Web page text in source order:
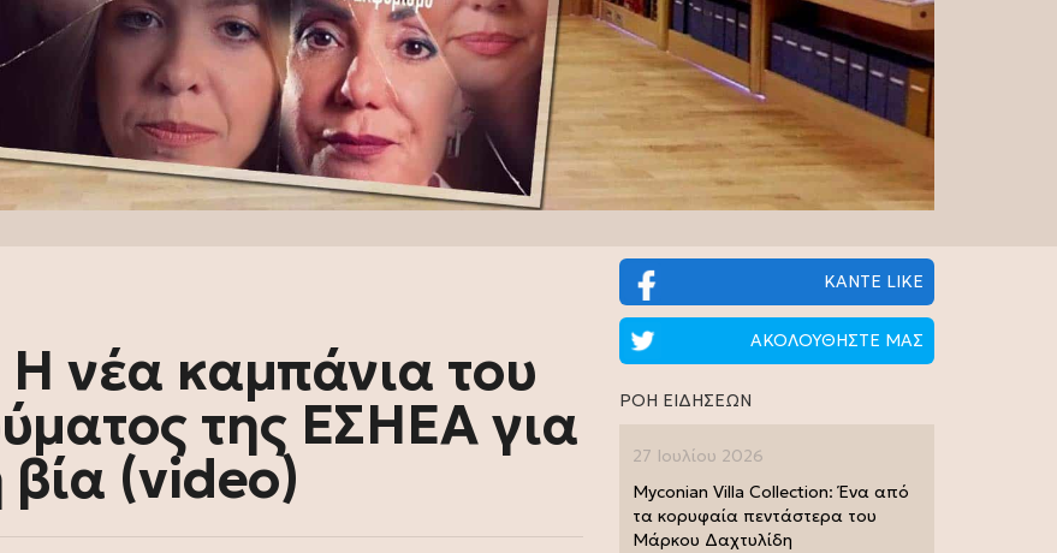
νέα καμπάνια του
της ΕΣΗΕΑ για
βία (video)
ΚΑΝΤΕ LIKE
ΑΚΟΛΟΥΘΗΣΤΕ ΜΑΣ
ΡΟΗ ΕΙΔΗΣΕΩΝ
27 Ιουλίου 2026
Myconian Villa Collection: Ένα από
τα κορυφαία πεντάστερα του
Μάρκου Δαχτυλίδη